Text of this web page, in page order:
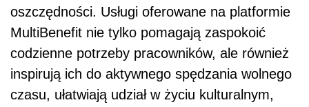
oszczędności. Usługi oferowane na platformie
MultiBenefit nie tylko pomagają zaspokoić
codzienne potrzeby pracowników, ale również
inspirują ich do aktywnego spędzania wolnego
czasu, ułatwiają udział w życiu kulturalnym,